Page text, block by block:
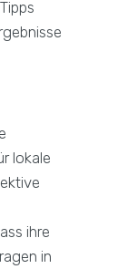
lokale
ihre
in